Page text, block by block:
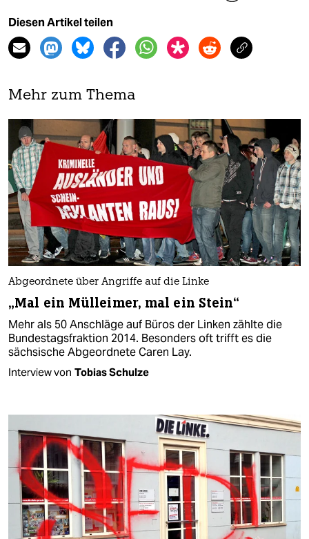
Diesen Artikel teilen
Mehr zum Thema
Abgeordnete über Angriffe auf die Linke
„Mal ein Mülleimer, mal ein Stein“
Mehr als 50 Anschläge auf Büros der Linken zählte die
Bundestagsfraktion 2014. Besonders oft trifft es die
sächsische Abgeordnete Caren Lay.
Interview von Tobias Schulze